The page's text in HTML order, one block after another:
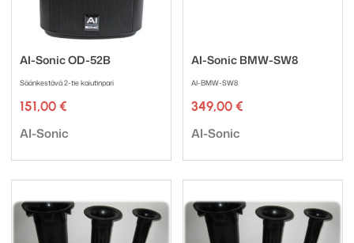
AI-Sonic OD-52B
Säänkestävä 2-tie kaiutinpari
151,00 €
Tuotemerkki:
AI-Sonic
AI-Sonic BMW-SW8
AI-BMW-SW8
349,00 €
Tuotemerkki:
AI-Sonic